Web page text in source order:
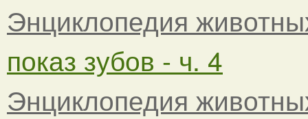
Энциклопедия
показ зубов - ч. 4
Энциклопедия